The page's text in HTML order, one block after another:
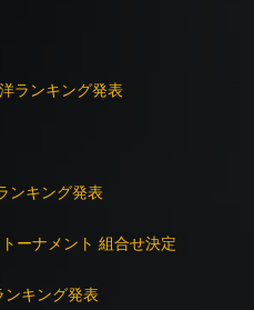
ランキング発表
ンキング発表
ーナメント 組合せ決定
キング発表